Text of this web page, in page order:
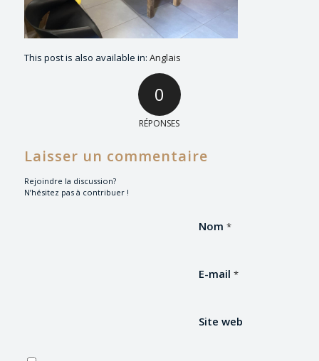
This post is also available in: Anglais
0
RÉPONSES
Laisser un commentaire
Rejoindre la discussion?
N’hésitez pas à contribuer !
Nom *
E-mail *
Site web